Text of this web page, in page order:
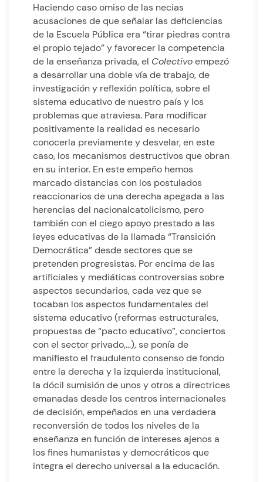
Haciendo caso omiso de las necias
acusaciones de que señalar las deficiencias
de la Escuela Pública era “tirar piedras contra
el propio tejado” y favorecer la competencia
de la enseñanza privada, el Colectivoempezó
a desarrollar una doble vía de trabajo, de
investigación y reflexión política, sobre el
sistema educativo de nuestro país y los
problemas que atraviesa. Para modificar
positivamente la realidad es necesario
conocerla previamente y desvelar, en este
caso, los mecanismos destructivos que obran
en su interior. En este empeño hemos
marcado distancias con los postulados
reaccionarios de una derecha apegada a las
herencias del nacionalcatolicismo, pero
también con el ciego apoyo prestado a las
leyes educativas de la llamada “Transición
Democrática” desde sectores que se
pretenden progresistas. Por encima de las
artificiales y mediáticas controversias sobre
aspectos secundarios, cada vez que se
tocaban los aspectos fundamentales del
sistema educativo (reformas estructurales,
propuestas de “pacto educativo”, conciertos
con el sector privado,…), se ponía de
manifiesto el fraudulento consenso de fondo
entre la derecha y la izquierda institucional,
la dócil sumisión de unos y otros a directrices
emanadas desde los centros internacionales
de decisión, empeñados en una verdadera
reconversión de todos los niveles de la
enseñanza en función de intereses ajenos a
los fines humanistas y democráticos que
integra el derecho universal a la educación.